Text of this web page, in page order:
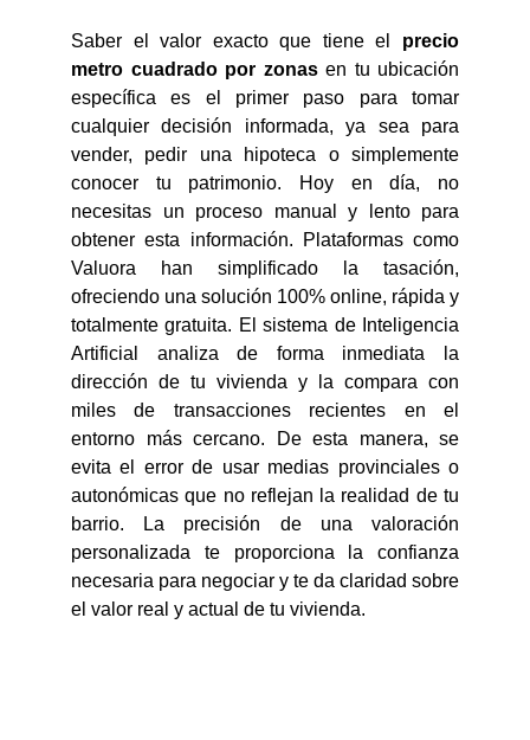
Saber el valor exacto que tiene el precio
metro cuadrado por zonasen tu ubicación
específica es el primer paso para tomar
cualquier decisión informada, ya sea para
vender, pedir una hipoteca o simplemente
conocer tu patrimonio. Hoy en día, no
necesitas un proceso manual y lento para
obtener esta información. Plataformas como
Valuora han simplificado la tasación,
ofreciendo una solución 100% online, rápida y
totalmente gratuita. El sistema de Inteligencia
Artificial analiza de forma inmediata la
dirección de tu vivienda y la compara con
miles de transacciones recientes en el
entorno más cercano. De esta manera, se
evita el error de usar medias provinciales o
autonómicas que no reflejan la realidad de tu
barrio. La precisión de una valoración
personalizada te proporciona la confianza
necesaria para negociar y te da claridad sobre
el valor real y actual de tu vivienda.